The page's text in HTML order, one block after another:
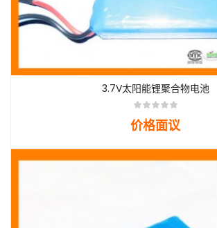
3.7V太阳能锂聚合物电池
价格面议